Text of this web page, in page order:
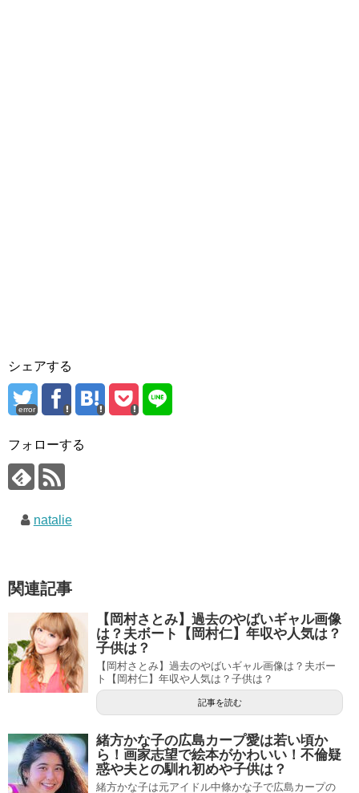
シェアする
error
フォローする
natalie
関連記事
【岡村さとみ】過去のやばいギャル画像
は？夫ボート【岡村仁】年収や人気は？
子供は？
【岡村さとみ】過去のやばいギャル画像は？夫ボー
ト【岡村仁】年収や人気は？子供は？
記事を読む
緒方かな子の広島カープ愛は若い頃か
ら！画家志望で絵本がかわいい！不倫疑
惑や夫との馴れ初めや子供は？
緒方かな子は元アイドル中條かな子で広島カープの